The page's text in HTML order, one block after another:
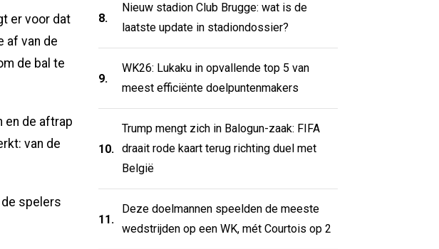
er voor dat
af van de
de bal te
en de aftrap
van de
spelers
8.
Nieuw stadion Club Brugge: wat is de
laatste update in stadiondossier?
9.
WK26: Lukaku in opvallende top 5 van
meest efficiënte doelpuntenmakers
10.
Trump mengt zich in Balogun-zaak: FIFA
draait rode kaart terug richting duel met
België
11.
Deze doelmannen speelden de meeste
wedstrijden op een WK, mét Courtois op 2